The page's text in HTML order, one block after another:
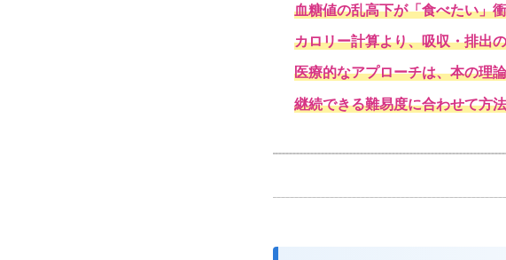
血糖値の乱高下が「食べたい」
カロリー計算より、吸収・排出
医療的なアプローチは、本の理
継続できる難易度に合わせて方